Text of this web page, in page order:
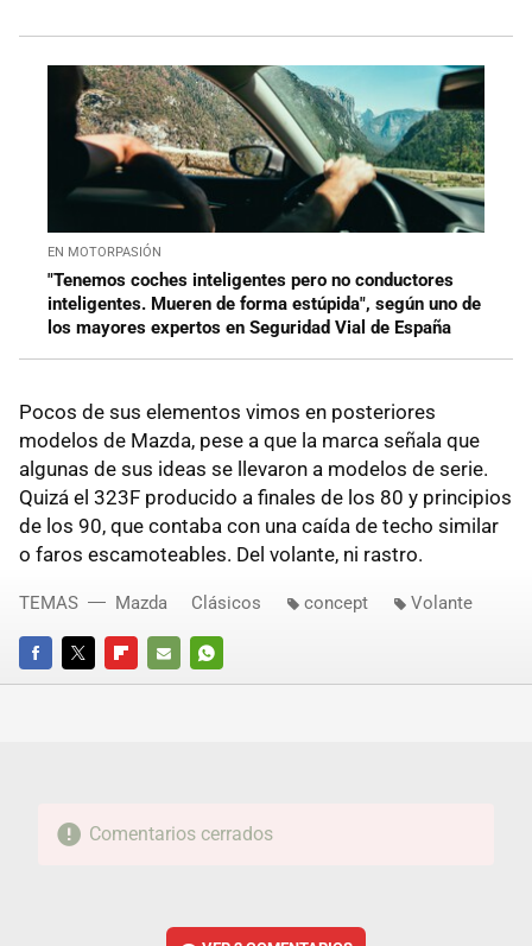
EN MOTORPASIÓN
"Tenemos coches inteligentes pero no conductores
inteligentes. Mueren de forma estúpida", según uno de
los mayores expertos en Seguridad Vial de España
Pocos de sus elementos vimos en posteriores
modelos de Mazda, pese a que la marca señala que
algunas de sus ideas se llevaron a modelos de serie.
Quizá el 323F producido a finales de los 80 y principios
de los 90, que contaba con una caída de techo similar
o faros escamoteables. Del volante, ni rastro.
FACEBOOKTWITTERFLIPBOARD
E-
WHATSAPP
TEMAS Mazda Clásicos concept Volante
Comentarios cerrados